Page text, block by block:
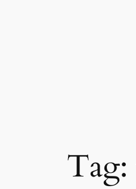
Tag: